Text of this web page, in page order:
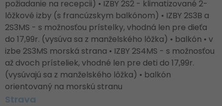
požiadanie na recepcii) • IZBY 2S2 - klimatizované 2-
lôžkové izby (s francúzskym balkónom) • IZBY 2S3B a
2S3MS - s možnosťou prístelky, vhodná len pre dieťa
do 17,99r. (vysúva sa z manželského lôžka) • balkón • v
izbe 2S3MS morská strana • IZBY 2S4MS - s možnosťou
až dvoch prísteliek, vhodné len pre deti do 17,99r.
(vysúvajú sa z manželského lôžka) • balkón
orientovaný na morskú stranu
Strava